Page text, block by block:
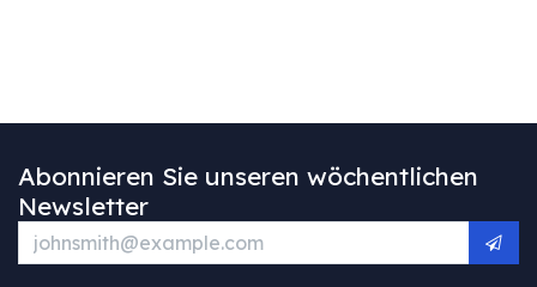
Abonnieren Sie unseren wöchentlichen
Newsletter